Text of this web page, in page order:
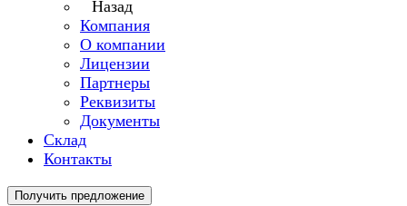
Назад
Компания
О компании
Лицензии
Партнеры
Реквизиты
Документы
Склад
Контакты
Получить предложение